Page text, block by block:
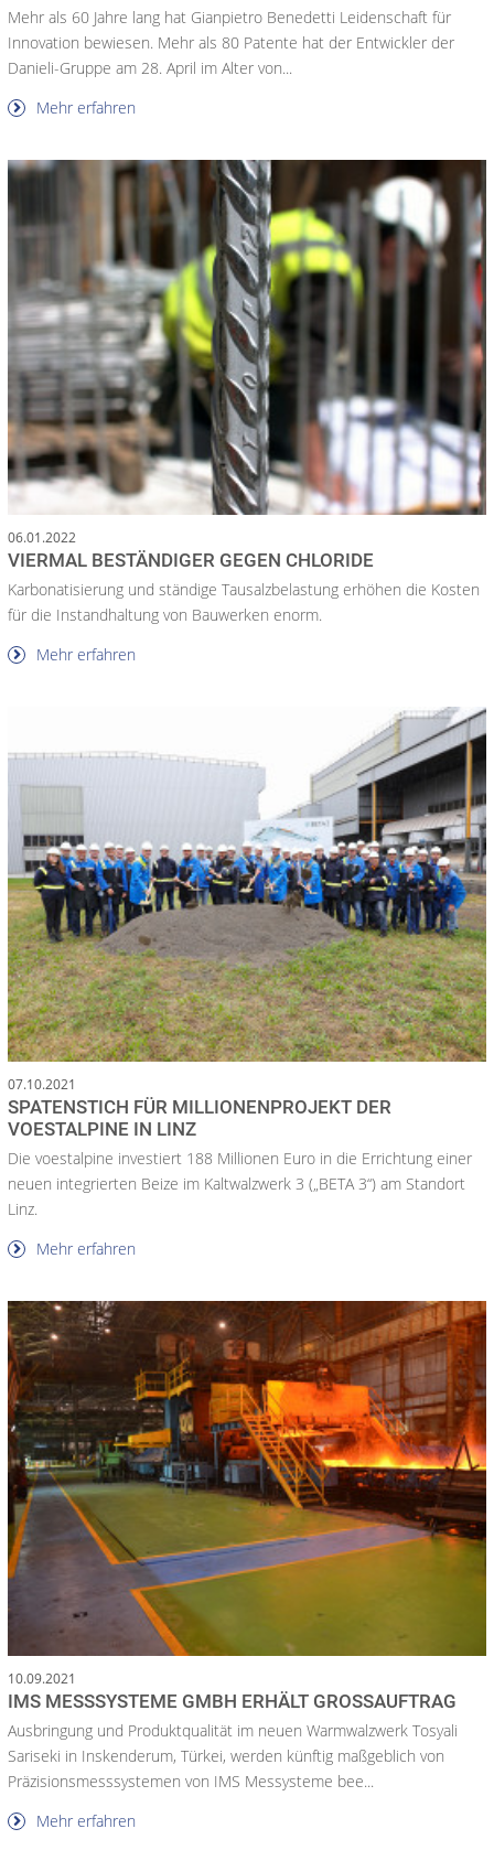
Mehr als 60 Jahre lang hat Gianpietro Benedetti Leidenschaft für
Innovation bewiesen. Mehr als 80 Patente hat der Entwickler der
Danieli-Gruppe am 28. April im Alter von...
Mehr erfahren
06.01.2022
VIERMAL BESTÄNDIGER GEGEN CHLORIDE
Karbonatisierung und ständige Tausalzbelastung erhöhen die Kosten
für die Instandhaltung von Bauwerken enorm.
Mehr erfahren
07.10.2021
SPATENSTICH FÜR MILLIONENPROJEKT DER
VOESTALPINE IN LINZ
Die voestalpine investiert 188 Millionen Euro in die Errichtung einer
neuen integrierten Beize im Kaltwalzwerk 3 („BETA 3“) am Standort
Linz.
Mehr erfahren
10.09.2021
IMS MESSSYSTEME GMBH ERHÄLT GROSSAUFTRAG
Ausbringung und Produktqualität im neuen Warmwalzwerk Tosyali
Sariseki in Inskenderum, Türkei, werden künftig maßgeblich von
Präzisionsmesssystemen von IMS Messysteme bee...
Mehr erfahren